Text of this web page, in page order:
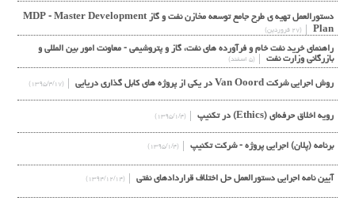
دستورالعمل تهیه ی طرح جامع توسعه مخازن نفت و گاز MDP - Master Development
Plan
(۲۷ فروردین)
راهنماي خرید نفت خام و فرآورده هاي نفت، گاز و پتروشیمی - معاونت امور بین المللی و
بازرگانی وزارت نفت
(۵ اسفند)
روش اجرایی شرکت Van Ooord در یکی از پروژه های کابل گذاری دریایی (۱۳۹۵/۴/۱۷)
رویه اخلاق حرفه‌ای (Ethics) در تکنیپ (۱۳۹۵/۱/۴)
برنامه (پلان) اجرایی پروژه - شرکت تکنیپ (۱۳۹۵/۱/۴)
آیین نامه اجرایی دستورالعمل حل اختلاف قراردادهای نفتی (۱۳۹۴/۱۲/۱۴)